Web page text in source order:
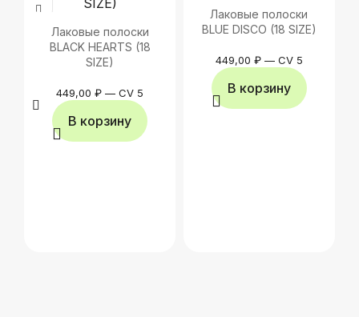
Лаковые полоски
BLACK HEARTS (18
SIZE)
449,00 ₽ — CV 5
В корзину
Лаковые полоски
BLUE DISCO (18 SIZE)
449,00 ₽— CV 5
В корзину